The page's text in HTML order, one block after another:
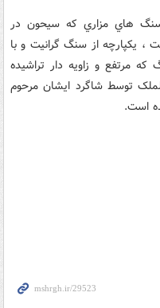
هاي مزاري که سيحون در
، يکپارچه از سنگ گرانيت و با
مرتفع و زاويه دار تراشيده
توسط شاگرد ايشان مرحوم
است.